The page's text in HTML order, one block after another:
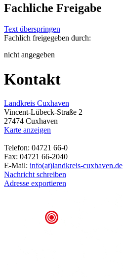
Fachliche Freigabe
Text überspringen
Fachlich freigegeben durch:
nicht angegeben
Kontakt
Landkreis Cuxhaven
Vincent-Lübeck-Straße 2
27474 Cuxhaven
Karte anzeigen
Telefon: 04721 66-0
Fax: 04721 66-2040
E-Mail: info(at)landkreis-cuxhaven.de
Nachricht schreiben
Adresse exportieren